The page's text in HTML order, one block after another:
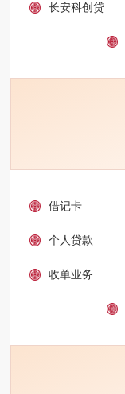
长安科创贷
借记卡
个人贷款
收单业务